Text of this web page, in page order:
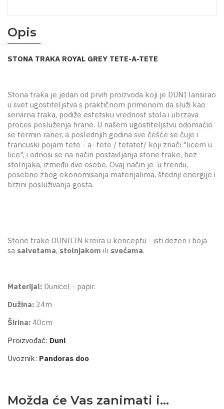
Opis
STONA TRAKA ROYAL GREY TETE-A-TETE
Stona traka je jedan od prvih proizvoda koji je DUNI lansirao
u svet ugostiteljstva s praktičnom primenom da služi kao
servirna traka, podiže estetsku vrednost stola i ubrzava
proces posluženja hrane. U našem ugostiteljstvu odomaćio
se termin raner, a poslednjih godina sve češće se čuje i
francuski pojam tete - a- tete / tetatet/ koji znači "licem u
lice", i odnosi se na način postavljanja stone trake, bez
stolnjaka, između dve osobe. Ovaj način je u trendu,
posebno zbog ekonomisanja materijalima, štednji energije i
brzini posluživanja gosta.
Stone trake DUNILIN kreira u konceptu - isti dezen i boja
sa salvetama, stolnjakom ili svećama.
Materijal: Dunicel - papir.
Dužina: 24m
Širina: 40cm
Proizvođač: Duni
Uvoznik: Pandoras doo
Možda će Vas zanimati i...